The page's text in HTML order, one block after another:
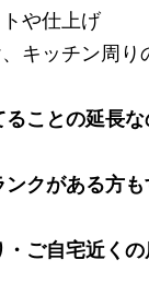
や仕上げ
キッチン周り
ることの延長
ンクがある方
ご自宅近くの